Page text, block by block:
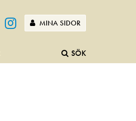
MINA SIDOR
SÖK